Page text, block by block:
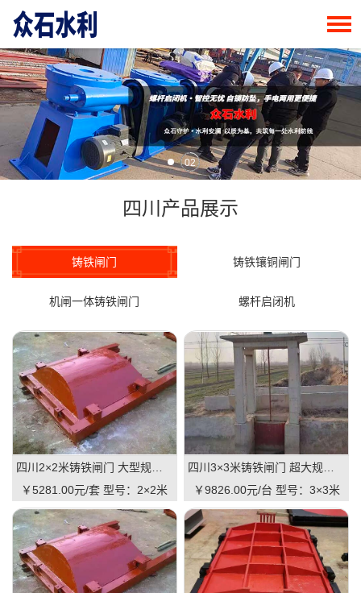
02
四川产品展示
铸铁闸门 铸铁镶铜闸门
机闸一体铸铁闸门 螺杆启闭机
￥5281.00元/套 型号：2×2米
￥9826.00元/台 型号：3×3米